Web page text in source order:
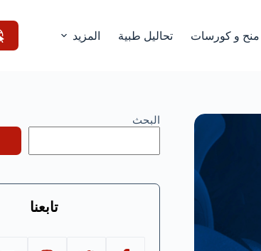
منح و كورسات تحاليل طبية المزيد
البحث
تابعنا